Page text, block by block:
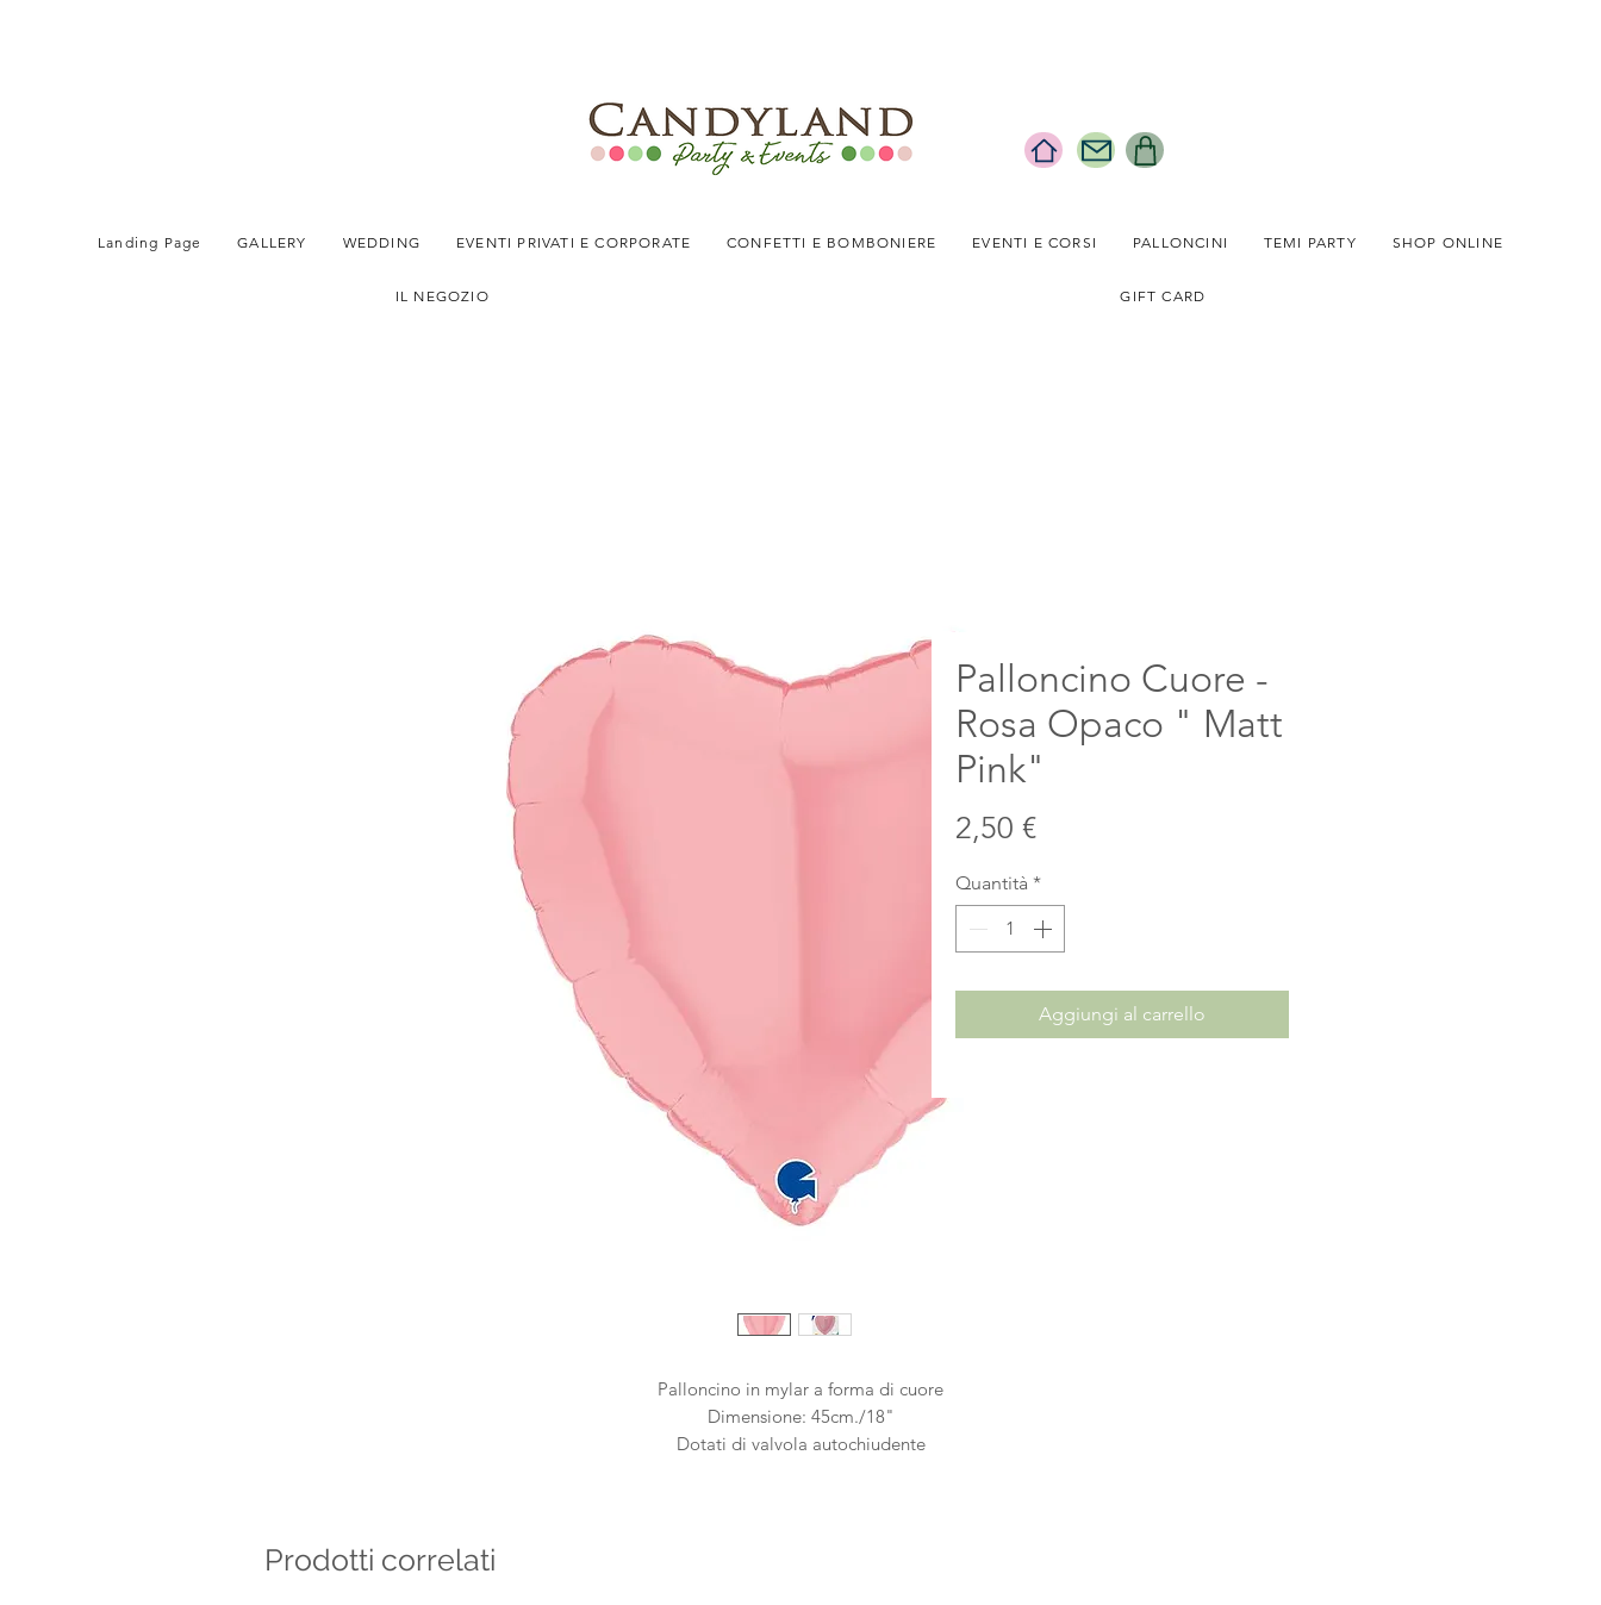
Landing Page GALLERY WEDDING EVENTI PRIVATI E CORPORATE CONFETTI E BOMBONIERE EVENTI E CORSI PALLONCINI TEMI PARTY SHOP ONLINE
IL NEGOZIO GIFT CARD
Palloncino Cuore -
Rosa Opaco " Matt
Pink"
2,50 €Prezzo
Quantità *
Aggiungi al carrello
Palloncino in mylar a forma di cuore
Dimensione: 45cm./18"
Dotati di valvola autochiudente
Prodotti correlati